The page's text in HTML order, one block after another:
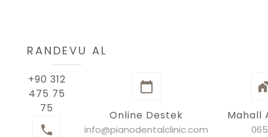
RANDEVU AL
+90 312
475 75
75
Online Destek
info@pianodentalclinic.com
Mahall